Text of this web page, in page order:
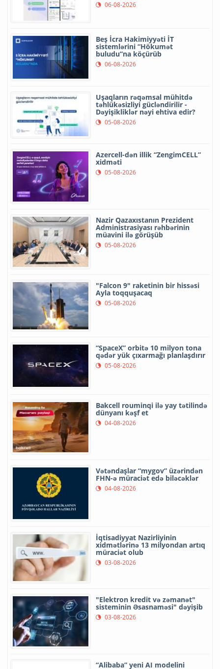
06-08-2026
Beş İcra Hakimiyyəti İT
sistemlərini “Hökumət
buludu”na köçürüb
06-08-2026
Uşaqların rəqəmsal mühitdə
təhlükəsizliyi gücləndirilir -
Dəyişikliklər nəyi ehtiva edir?
05-08-2026
Azercell-dən illik “ZengimCELL”
xidməti
05-08-2026
Nazir Qazaxıstanın Prezident
Administrasiyası rəhbərinin
müavini ilə görüşüb
05-08-2026
"Falcon 9" raketinin bir hissəsi
Ayla toqquşacaq
05-08-2026
“SpaceX” orbitə 10 milyon tona
qədər yük çıxarmağı planlaşdırır
05-08-2026
Bakcell rouminqi ilə yay tətilində
dünyanı kəşf et
04-08-2026
Vətəndaşlar “mygov” üzərindən
FHN-ə müraciət edə biləcəklər
04-08-2026
İqtisadiyyat Nazirliyinin
xidmətlərinə 13 milyondan artıq
müraciət olub
03-08-2026
"Elektron kredit və zəmanət"
sisteminin Əsasnaməsi" dəyişib
03-08-2026
“Alibaba” yeni AI modelini